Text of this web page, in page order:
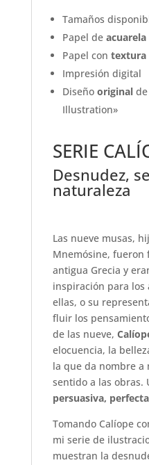
Tamaños
Papel de acuarela
Papel con textura
Impresión digital
Diseño originalde
Illustration»
SERIE
Desnudez,
naturaleza
Las nueve musas,
Mnemósine, fueron
antigua Grecia y
inspiración para los
ellas, o su
fluir los
de las nueve,
elocuencia, la
la que da nombre a
sentido a las obras.
persuasiva,
Tomando Calíope
mi serie de
muestran la